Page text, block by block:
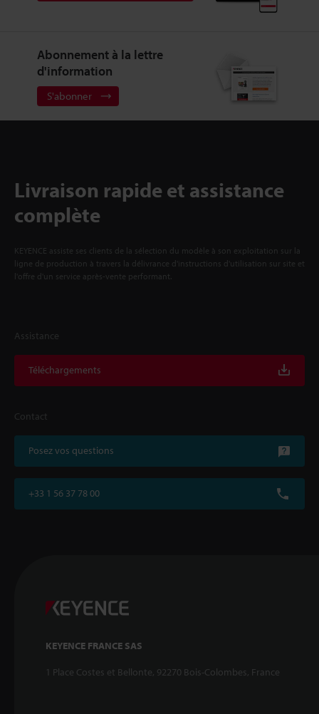
Abonnement à la lettre
d'information
S'abonner
Livraison rapide et assistance
complète
KEYENCE assiste ses clients de la sélection du modèle à son exploitation sur la
ligne de production à travers la délivrance d'instructions d'utilisation sur site et
l'offre d'un service après-vente performant.
Assistance
Téléchargements
Contact
Posez vos questions
+33 1 56 37 78 00
KEYENCE FRANCE SAS
1 Place Costes et Bellonte, 92270 Bois-Colombes, France